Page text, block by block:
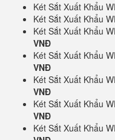
Két Sắt Xuất Khẩu
Két Sắt Xuất Khẩu
Két Sắt Xuất Khẩu
VNĐ
Két Sắt Xuất Khẩu
VNĐ
Két Sắt Xuất Khẩu
VNĐ
Két Sắt Xuất Khẩu
VNĐ
Két Sắt Xuất Khẩu